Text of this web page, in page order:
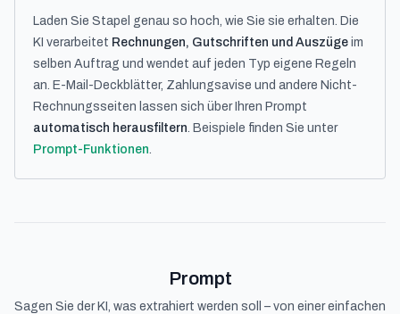
Laden Sie Stapel genau so hoch, wie Sie sie erhalten. Die
KI verarbeitet Rechnungen, Gutschriften und Auszüge im
selben Auftrag und wendet auf jeden Typ eigene Regeln
an. E-Mail-Deckblätter, Zahlungsavise und andere Nicht-
Rechnungsseiten lassen sich über Ihren Prompt
automatisch herausfiltern. Beispiele finden Sie unter
Prompt-Funktionen.
Prompt
Sagen Sie der KI, was extrahiert werden soll – von einer einfachen